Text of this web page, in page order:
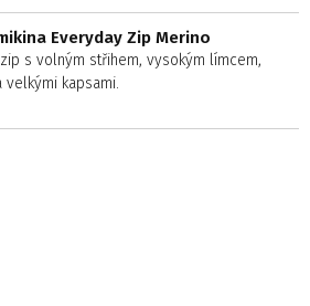
Everyday Zip Merino
s volným střihem, vysokým límcem,
velkými kapsami.